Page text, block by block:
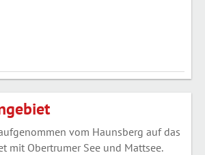
vom Haunsberg auf das
mit Obertrumer See und Mattsee.